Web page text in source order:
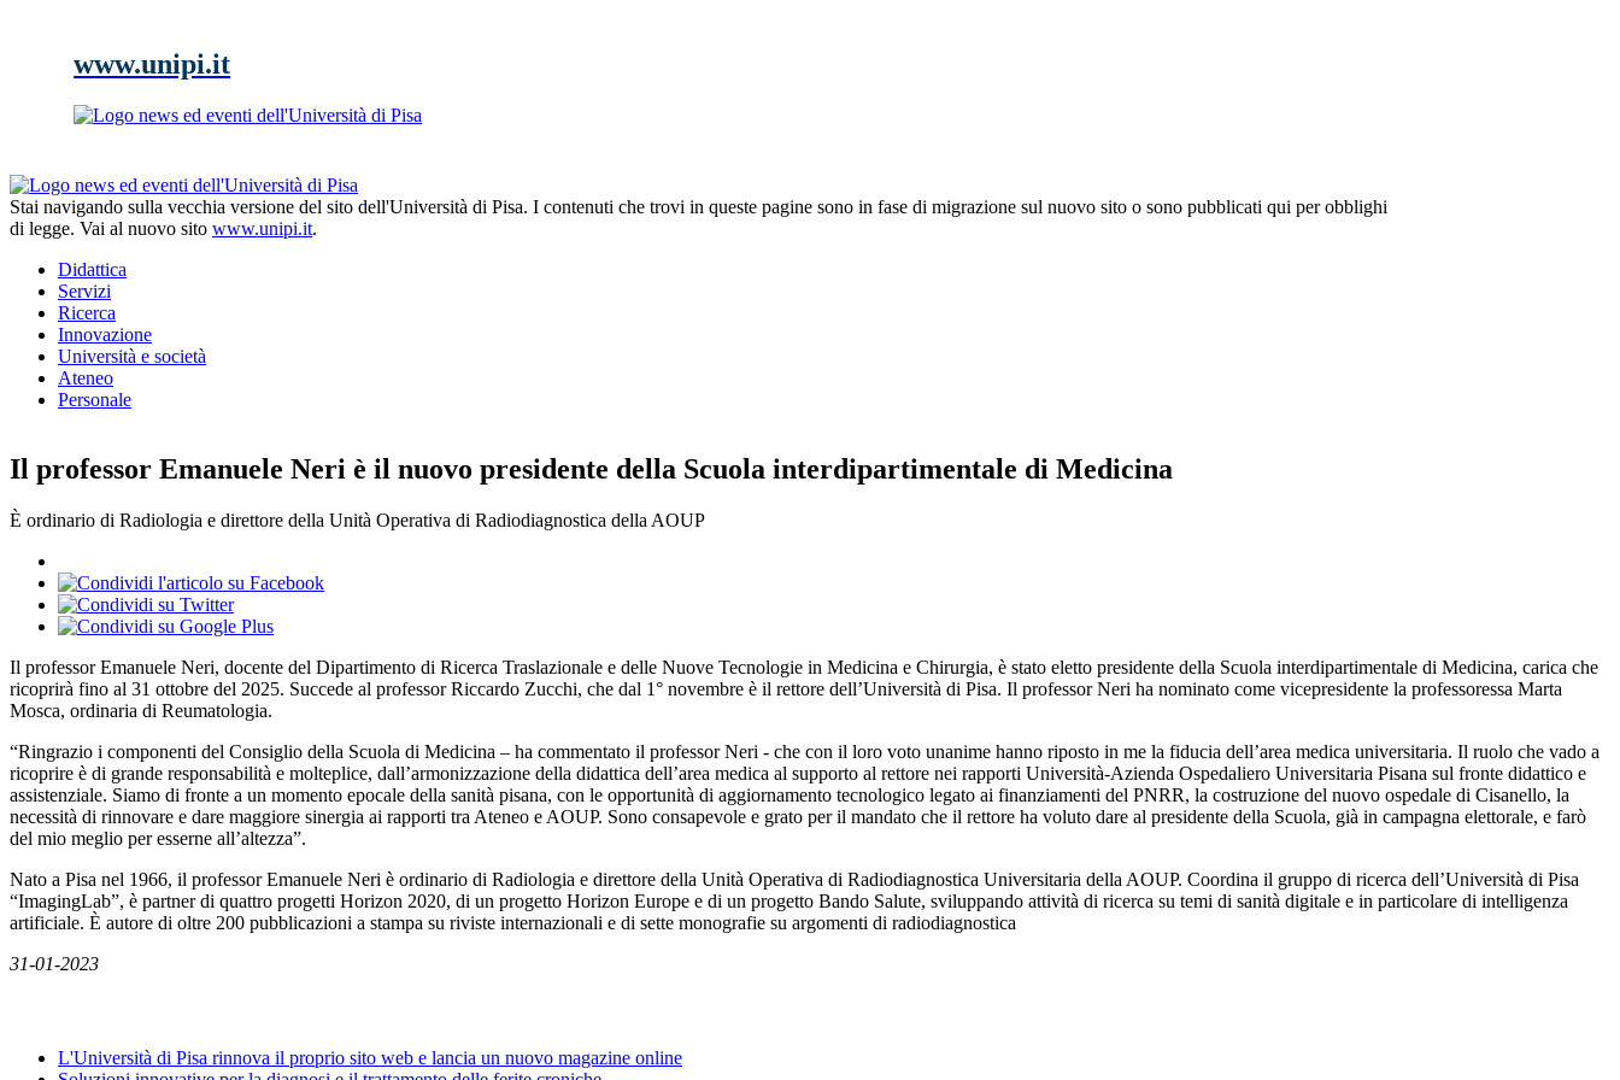
www.unipi.it
Stai navigando sulla vecchia versione del sito dell'Università di Pisa. I contenuti che trovi in queste pagine sono in fase di migrazione sul nuovo sito o sono pubblicati qui per obblighi
di legge. Vai al nuovo sito www.unipi.it.
Didattica
Servizi
Ricerca
Innovazione
Università e società
Ateneo
Personale
Il professor Emanuele Neri è il nuovo presidente della Scuola interdipartimentale di Medicina
È ordinario di Radiologia e direttore della Unità Operativa di Radiodiagnostica della AOUP
Il professor Emanuele Neri, docente del Dipartimento di Ricerca Traslazionale e delle Nuove Tecnologie in Medicina e Chirurgia, è stato eletto presidente della Scuola interdipartimentale di Medicina, carica che
ricoprirà fino al 31 ottobre del 2025. Succede al professor Riccardo Zucchi, che dal 1° novembre è il rettore dell’Università di Pisa. Il professor Neri ha nominato come vicepresidente la professoressa Marta
Mosca, ordinaria di Reumatologia.
“Ringrazio i componenti del Consiglio della Scuola di Medicina – ha commentato il professor Neri - che con il loro voto unanime hanno riposto in me la fiducia dell’area medica universitaria. Il ruolo che vado a
ricoprire è di grande responsabilità e molteplice, dall’armonizzazione della didattica dell’area medica al supporto al rettore nei rapporti Università-Azienda Ospedaliero Universitaria Pisana sul fronte didattico e
assistenziale. Siamo di fronte a un momento epocale della sanità pisana, con le opportunità di aggiornamento tecnologico legato ai finanziamenti del PNRR, la costruzione del nuovo ospedale di Cisanello, la
necessità di rinnovare e dare maggiore sinergia ai rapporti tra Ateneo e AOUP. Sono consapevole e grato per il mandato che il rettore ha voluto dare al presidente della Scuola, già in campagna elettorale, e farò
del mio meglio per esserne all’altezza”.
Nato a Pisa nel 1966, il professor Emanuele Neri è ordinario di Radiologia e direttore della Unità Operativa di Radiodiagnostica Universitaria della AOUP. Coordina il gruppo di ricerca dell’Università di Pisa
“ImagingLab”, è partner di quattro progetti Horizon 2020, di un progetto Horizon Europe e di un progetto Bando Salute, sviluppando attività di ricerca su temi di sanità digitale e in particolare di intelligenza
artificiale. È autore di oltre 200 pubblicazioni a stampa su riviste internazionali e di sette monografie su argomenti di radiodiagnostica
31-01-2023
L'Università di Pisa rinnova il proprio sito web e lancia un nuovo magazine online